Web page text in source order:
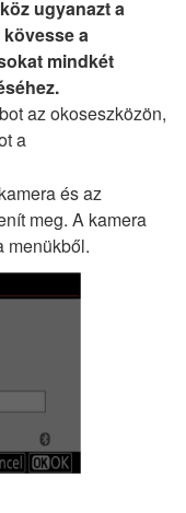
ugyanazt a
a
mindkét
az okoseszközön,
a
és az
meg. A kamera
menükből.